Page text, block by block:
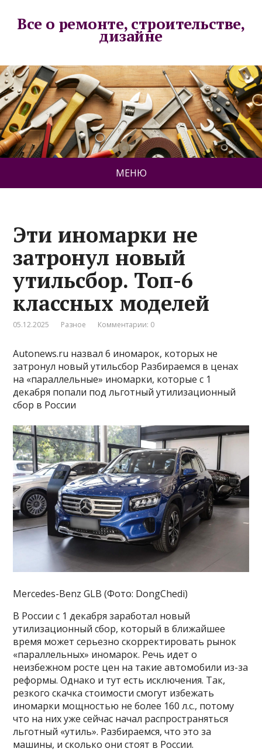
Все о ремонте, строительстве,
дизайне
МЕНЮ
Эти иномарки не
затронул новый
утильсбор. Топ-6
классных моделей
05.12.2025 Разное Комментарии: 0
Autonews.ru назвал 6 иномарок, которых не
затронул новый утильсбор Разбираемся в ценах
на «параллельные» иномарки, которые с 1
декабря попали под льготный утилизационный
сбор в России
Mercedes-Benz GLB (Фото: DongChedi)
В России с 1 декабря заработал новый
утилизационный сбор, который в ближайшее
время может серьезно скорректировать рынок
«параллельных» иномарок. Речь идет о
неизбежном росте цен на такие автомобили из-за
реформы. Однако и тут есть исключения. Так,
резкого скачка стоимости смогут избежать
иномарки мощностью не более 160 л.с., потому
что на них уже сейчас начал распространяться
льготный «утиль». Разбираемся, что это за
машины, и сколько они стоят в России.